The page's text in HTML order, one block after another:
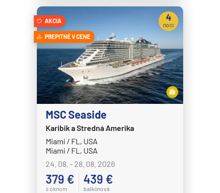
AKCIA
PREPITNÉ V CENE
MSC Seaside
Karibik a Stredná Amerika
Miami / FL, USA
Miami / FL, USA
24. 08. - 28. 08. 2026
379 €
s oknom
439 €
balkónová
4
noci